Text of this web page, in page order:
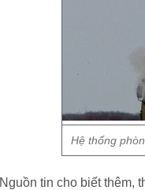
Hệ thống
Nguồn tin cho biết thêm,